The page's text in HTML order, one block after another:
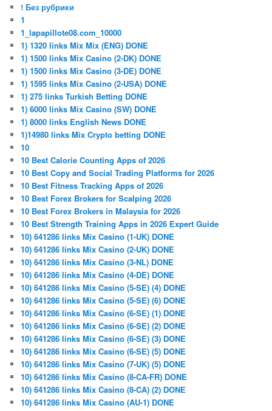
! Без рубрики
1
1_lapapillote08.com_10000
1) 1320 links Mix Mix (ENG) DONE
1) 1500 links Mix Casino (2-DK) DONE
1) 1500 links Mix Casino (3-DE) DONE
1) 1595 links Mix Casino (2-USA) DONE
1) 275 links Turkish Betting DONE
1) 6000 links Mix Casino (SW) DONE
1) 8000 links English News DONE
1)14980 links Mix Crypto betting DONE
10
10 Best Calorie Counting Apps of 2026
10 Best Copy and Social Trading Platforms for 2026
10 Best Fitness Tracking Apps of 2026
10 Best Forex Brokers for Scalping 2026
10 Best Forex Brokers in Malaysia for 2026
10 Best Strength Training Apps in 2026 Expert Guide
10) 641286 links Mix Casino (1-UK) DONE
10) 641286 links Mix Casino (2-UK) DONE
10) 641286 links Mix Casino (3-NL) DONE
10) 641286 links Mix Casino (4-DE) DONE
10) 641286 links Mix Casino (5-SE) (4) DONE
10) 641286 links Mix Casino (5-SE) (6) DONE
10) 641286 links Mix Casino (6-SE) (1) DONE
10) 641286 links Mix Casino (6-SE) (2) DONE
10) 641286 links Mix Casino (6-SE) (3) DONE
10) 641286 links Mix Casino (6-SE) (5) DONE
10) 641286 links Mix Casino (7-UK) (5) DONE
10) 641286 links Mix Casino (8-CA-FR) DONE
10) 641286 links Mix Casino (8-CA) (2) DONE
10) 641286 links Mix Casino (AU-1) DONE